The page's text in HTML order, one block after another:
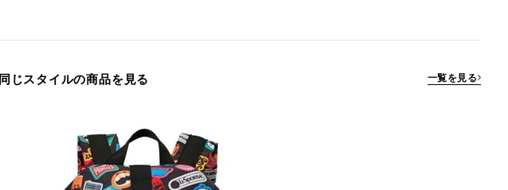
同じスタイルの商品を見る 一覧を見る